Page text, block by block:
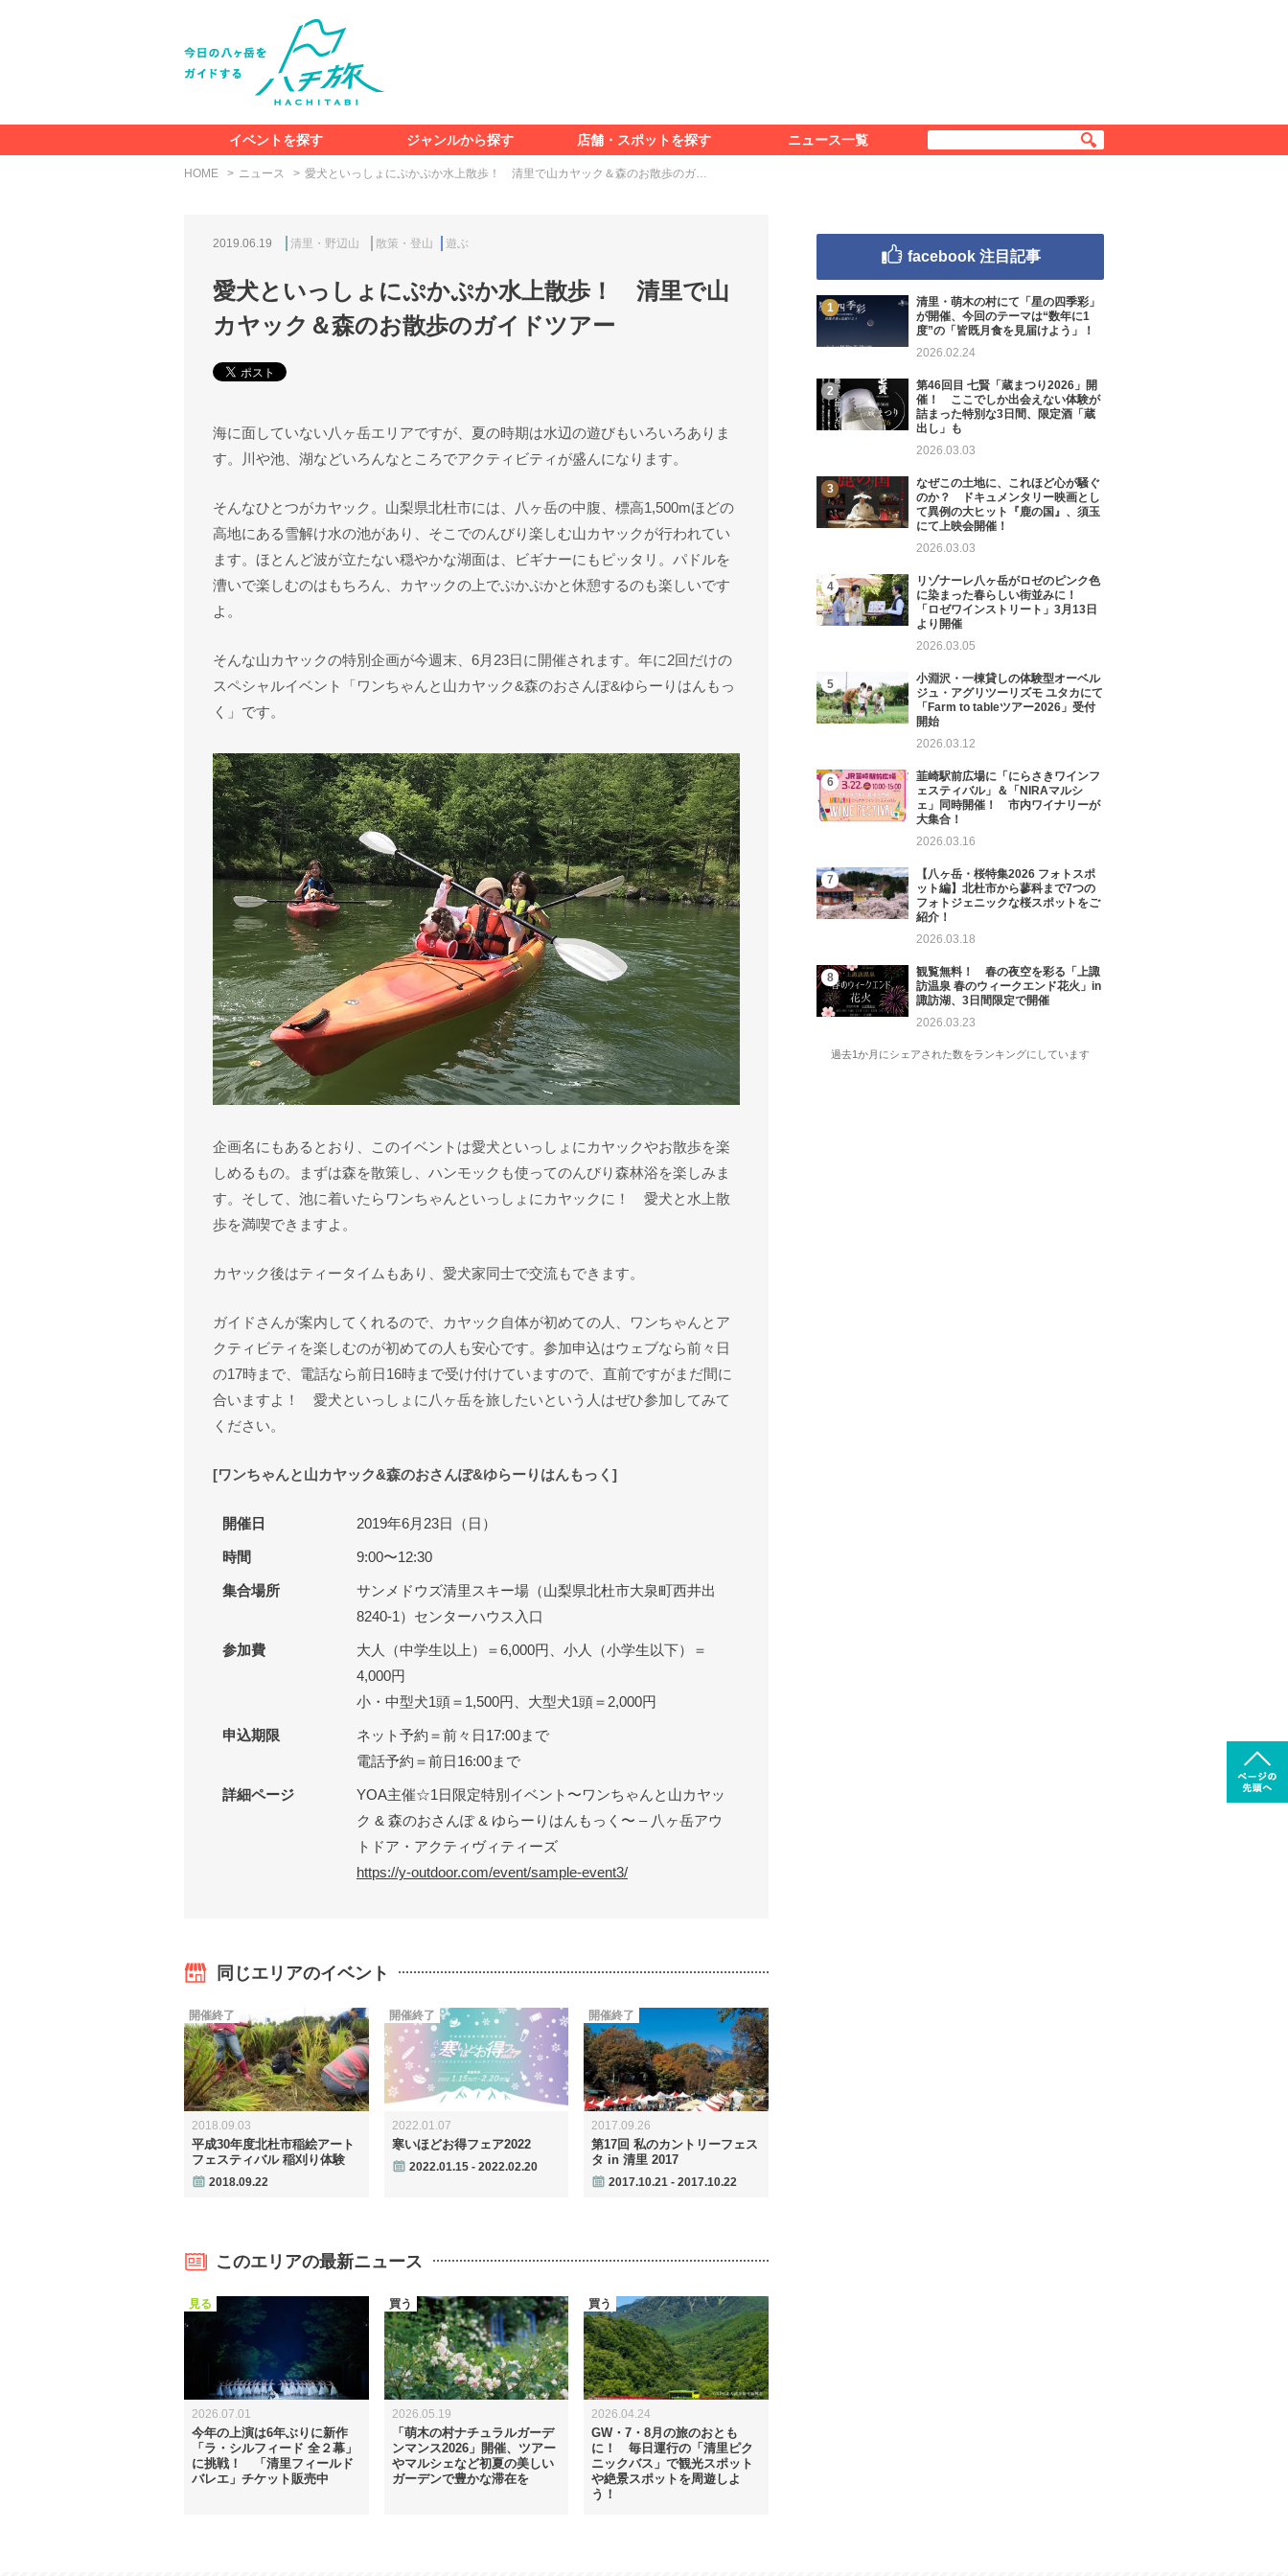
イベントを探す
ジャンルから探す
食べる
見る
知る
遊ぶ
特集＆レポート
店舗・スポットを探す ニュース一覧
HOME ニュース 愛犬といっしょにぷかぷか水上散歩！ 清里で山カヤック＆森のお散歩のガ…
2019.06.19 清里・野辺山 散策・登山 遊ぶ
愛犬といっしょにぷかぷか水上散歩！ 清里で山
カヤック＆森のお散歩のガイドツアー
海に面していない八ヶ岳エリアですが、夏の時期は水辺の遊びもいろいろありま
す。川や池、湖などいろんなところでアクティビティが盛んになります。
そんなひとつがカヤック。山梨県北杜市には、八ヶ岳の中腹、標高1,500mほどの
高地にある雪解け水の池があり、そこでのんびり楽しむ山カヤックが行われてい
ます。ほとんど波が立たない穏やかな湖面は、ビギナーにもピッタリ。パドルを
漕いで楽しむのはもちろん、カヤックの上でぷかぷかと休憩するのも楽しいです
よ。
そんな山カヤックの特別企画が今週末、6月23日に開催されます。年に2回だけの
スペシャルイベント「ワンちゃんと山カヤック&森のおさんぽ&ゆらーりはんもっ
く」です。
企画名にもあるとおり、このイベントは愛犬といっしょにカヤックやお散歩を楽
しめるもの。まずは森を散策し、ハンモックも使ってのんびり森林浴を楽しみま
す。そして、池に着いたらワンちゃんといっしょにカヤックに！ 愛犬と水上散
歩を満喫できますよ。
カヤック後はティータイムもあり、愛犬家同士で交流もできます。
ガイドさんが案内してくれるので、カヤック自体が初めての人、ワンちゃんとア
クティビティを楽しむのが初めての人も安心です。参加申込はウェブなら前々日
の17時まで、電話なら前日16時まで受け付けていますので、直前ですがまだ間に
合いますよ！ 愛犬といっしょに八ヶ岳を旅したいという人はぜひ参加してみて
ください。
[ワンちゃんと山カヤック&森のおさんぽ&ゆらーりはんもっく]
開催日 2019年6月23日（日）
時間 9:00〜12:30
集合場所
サンメドウズ清里スキー場（山梨県北杜市大泉町西井出
8240-1）センターハウス入口
参加費
大人（中学生以上）＝6,000円、小人（小学生以下）＝
4,000円
小・中型犬1頭＝1,500円、大型犬1頭＝2,000円
申込期限
ネット予約＝前々日17:00まで
電話予約＝前日16:00まで
詳細ページ
YOA主催☆1日限定特別イベント〜ワンちゃんと山カヤッ
ク & 森のおさんぽ & ゆらーりはんもっく〜 – 八ヶ岳アウ
トドア・アクティヴィティーズ
https://y-outdoor.com/event/sample-event3/
同じエリアのイベント
2018.09.03
平成30年度北杜市稲絵アート
フェスティバル 稲刈り体験
2018.09.22
開催終了
2022.01.07
寒いほどお得フェア2022
2022.01.15 - 2022.02.20
開催終了
2017.09.26
第17回 私のカントリーフェス
タ in 清里 2017
2017.10.21 - 2017.10.22
開催終了
このエリアの最新ニュース
2026.07.01
今年の上演は6年ぶりに新作
「ラ・シルフィード 全２幕」
に挑戦！ 「清里フィールド
バレエ」チケット販売中
見る
2026.05.19
「萌木の村ナチュラルガーデ
ンマンス2026」開催、ツアー
やマルシェなど初夏の美しい
ガーデンで豊かな滞在を
買う
2026.04.24
GW・7・8月の旅のおとも
に！ 毎日運行の「清里ピク
ニックバス」で観光スポット
や絶景スポットを周遊しよ
う！
買う
facebook 注目記事
清里・萌木の村にて「星の四季彩」
が開催、今回のテーマは“数年に1
度”の「皆既月食を見届けよう」！
2026.02.24
第46回目 七賢「蔵まつり2026」開
催！ ここでしか出会えない体験が
詰まった特別な3日間、限定酒「蔵
出し」も
2026.03.03
なぜこの土地に、これほど心が騒ぐ
のか？ ドキュメンタリー映画とし
て異例の大ヒット『鹿の国』、須玉
にて上映会開催！
2026.03.03
リゾナーレ八ヶ岳がロゼのピンク色
に染まった春らしい街並みに！
「ロゼワインストリート」3月13日
より開催
2026.03.05
小淵沢・一棟貸しの体験型オーベル
ジュ・アグリツーリズモ ユタカにて
「Farm to tableツアー2026」受付
開始
2026.03.12
韮崎駅前広場に「にらさきワインフ
ェスティバル」＆「NIRAマルシ
ェ」同時開催！ 市内ワイナリーが
大集合！
2026.03.16
【八ヶ岳・桜特集2026 フォトスポ
ット編】北杜市から蓼科まで7つの
フォトジェニックな桜スポットをご
紹介！
2026.03.18
観覧無料！ 春の夜空を彩る「上諏
訪温泉 春のウィークエンド花火」in
諏訪湖、3日間限定で開催
2026.03.23
過去1か月にシェアされた数をランキングにしています